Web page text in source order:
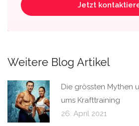
Jetzt
Weitere Blog Artikel
Die grössten Mythen
ums Krafttraining
26. April 2021